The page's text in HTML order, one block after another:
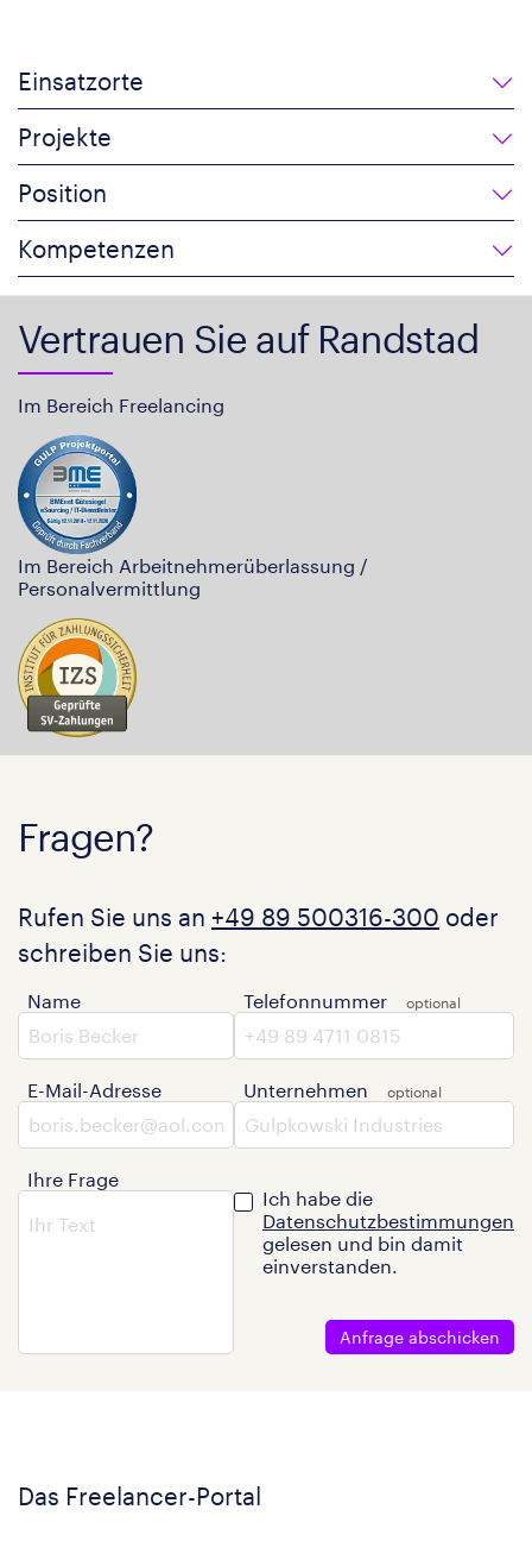
Einsatzorte
Projekte
Position
Kompetenzen
Vertrauen Sie auf Randstad
Im Bereich Freelancing
Im Bereich Arbeitnehmerüberlassung /
Personalvermittlung
Fragen?
Rufen Sie uns an +49 89 500316-300 oder
schreiben Sie uns:
Name
E-Mail-Adresse
Ihre Frage
Telefonnummer
Unternehmen
Ich habe die
Datenschutzbestimmungen
gelesen und bin damit
einverstanden.
Anfrage abschicken
Das Freelancer-Portal